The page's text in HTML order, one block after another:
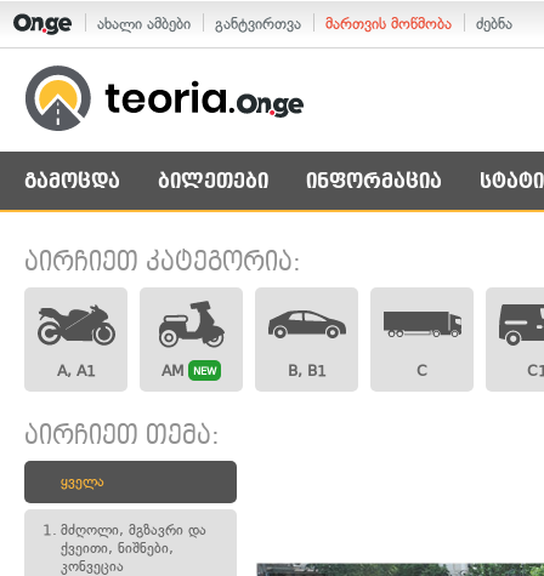
ახალი ამბები განტვირთვა მართვის მოწმობა ძებნა
გამოცდა ბილეთები ინფორმაცია
აირჩიეთ კატეგორია:
A, A1 AM NEW B, B1 C
აირჩიეთ თემა:
ყველა
1. მძღოლი, მგზავრი და
ქვეითი, ნიშნები,
კონვეცია